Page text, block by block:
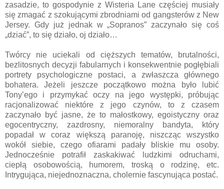
zasadzie, to gospodynie z Wisteria Lane częściej musiały
się zmagać z szokującymi zbrodniami od gangsterów z New
Jersey. Gdy już jednak w „Sopranos” zaczynało się coś
„dziać”, to się działo, oj działo…
Twórcy nie uciekali od cięższych tematów, brutalności,
bezlitosnych decyzji fabularnych i konsekwentnie pogłębiali
portrety psychologiczne postaci, a zwłaszcza głównego
bohatera. Jeżeli jeszcze początkowo można było lubić
Tony’ego i przymykać oczy na jego występki, próbując
racjonalizować niektóre z jego czynów, to z czasem
zaczynało być jasne, że to małostkowy, egoistyczny oraz
egocentryczny, zazdrosny, niemoralny bandyta, który
popadał w coraz większą paranoję, niszcząc wszystko
wokół siebie, czego ofiarami padały bliskie mu osoby.
Jednocześnie potrafił zaskakiwać ludzkimi odruchami,
ciepłą osobowością, humorem, troską o rodzinę, etc.
Intrygująca, niejednoznaczna, cholernie fascynująca postać.